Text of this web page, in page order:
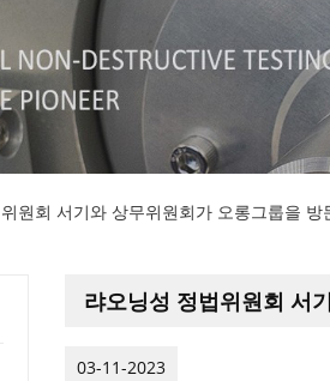
원회 서기와 상무위원회가 오롱그룹을
랴오닝성 정법위원회 서
03-11-2023